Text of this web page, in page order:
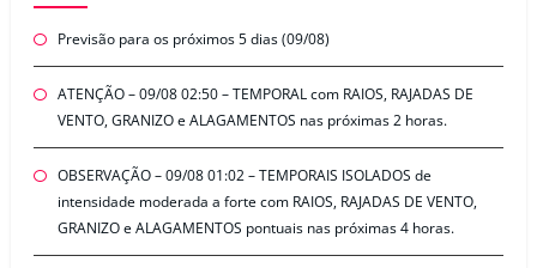
Previsão para os próximos 5 dias (09/08)
ATENÇÃO – 09/08 02:50 – TEMPORAL com RAIOS, RAJADAS DE
VENTO, GRANIZO e ALAGAMENTOS nas próximas 2 horas.
OBSERVAÇÃO – 09/08 01:02 – TEMPORAIS ISOLADOS de
intensidade moderada a forte com RAIOS, RAJADAS DE VENTO,
GRANIZO e ALAGAMENTOS pontuais nas próximas 4 horas.